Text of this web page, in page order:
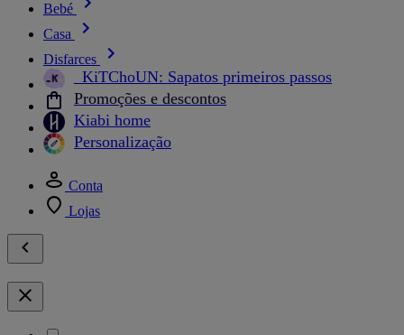
Bebé
Casa
Disfarces
_KiTChoUN: Sapatos primeiros passos
Promoções e descontos
Kiabi home
Personalização
Conta
Lojas